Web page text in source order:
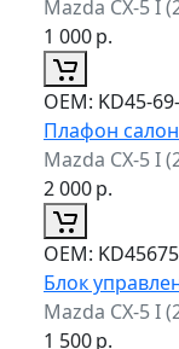
Mazda CX-5 I
1 000р.
ОЕМ: KD45-
Плафон
Mazda CX-5 I
2 000р.
ОЕМ:
Блок
Mazda CX-5 I
1 500р.